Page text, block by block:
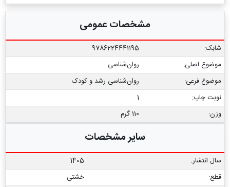
مشخصات عمومی
شابک:
9786224441195
موضوع اصلی:
روان‌شناسی
موضوع فرعی:
روان‏‌شناسی رشد و کودک
نوبت چاپ:
1
وزن:
110 گرم
سایر مشخصات
سال انتشار:
1405
قطع:
خشتی